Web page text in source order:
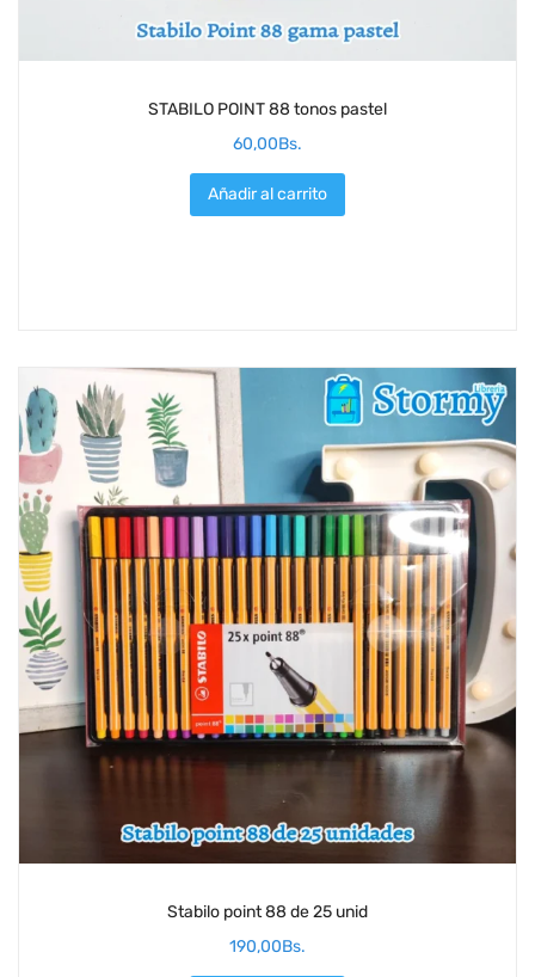
STABILO POINT 88 tonos pastel
60,00Bs.
Añadir al carrito
Stabilo point 88 de 25 unid
190,00Bs.